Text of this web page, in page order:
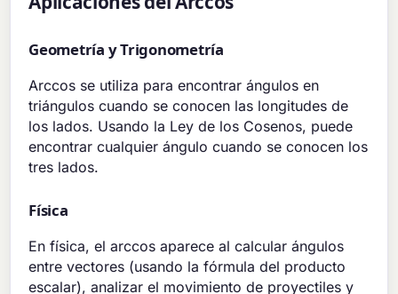
Geometría y Trigonometría
Arccos se utiliza para encontrar ángulos en
triángulos cuando se conocen las longitudes de
los lados. Usando la Ley de los Cosenos, puede
encontrar cualquier ángulo cuando se conocen los
tres lados.
Física
En física, el arccos aparece al calcular ángulos
entre vectores (usando la fórmula del producto
escalar), analizar el movimiento de proyectiles y